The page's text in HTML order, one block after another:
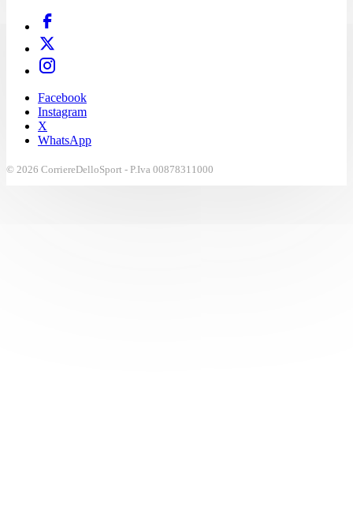
Facebook
Instagram
X
WhatsApp
© 2026 CorriereDelloSport - P.Iva 00878311000